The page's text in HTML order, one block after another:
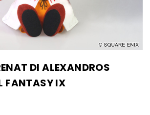
DI ALEXANDROS
FANTASY IX